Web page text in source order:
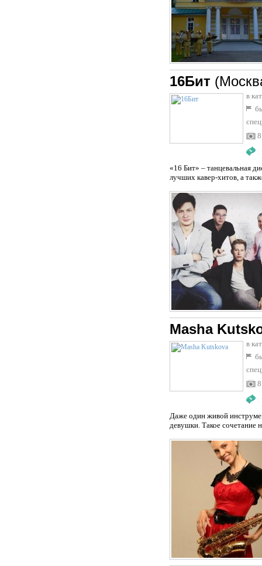
16Бит
в
8
:
«16 Бит» – танцевальная
лучших кавер-хитов, а
Masha
в
8
:
Даже один живой
девушки. Такое сочетание